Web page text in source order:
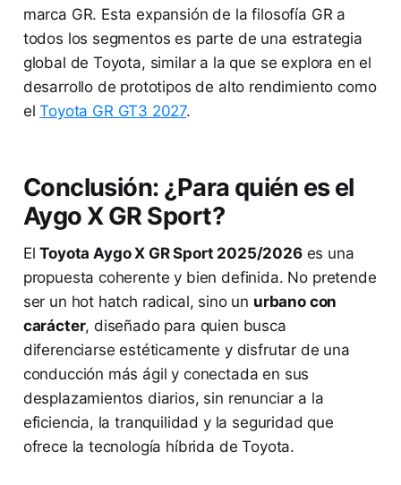
marca GR. Esta expansión de la filosofía GR a
todos los segmentos es parte de una estrategia
global de Toyota, similar a la que se explora en el
desarrollo de prototipos de alto rendimiento como
elToyota GR GT3 2027.
Conclusión: ¿Para quién es el
Aygo X GR Sport?
ElToyota Aygo X GR Sport 2025/2026es una
propuesta coherente y bien definida. No pretende
ser un hot hatch radical, sino un urbano con
carácter, diseñado para quien busca
diferenciarse estéticamente y disfrutar de una
conducción más ágil y conectada en sus
desplazamientos diarios, sin renunciar a la
eficiencia, la tranquilidad y la seguridad que
ofrece la tecnología híbrida de Toyota.